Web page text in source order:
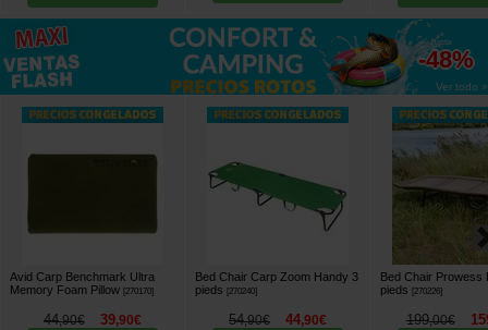
hasta
-48%
Ver todo »
Avid Carp Benchmark Ultra
Memory Foam Pillow [270170]
44,90€ 39,90€
Bed Chair Carp Zoom Handy 3
pieds
[270240]
54,90€ 44,90€
Bed Chair Prowess
pieds
[270226]
199,00€